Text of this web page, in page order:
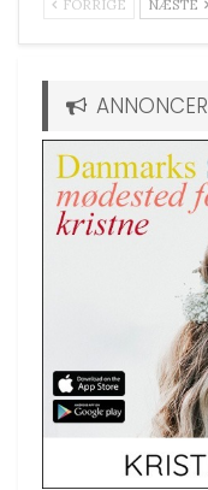
FORRIGE NÆSTE
ANNONCER